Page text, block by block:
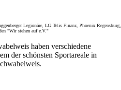
Legionäre, LG Telis Finanz, Phoenix Regensburg,
"Wir stehen auf e.V."
haben verschiedene
der schönsten Sportareale in